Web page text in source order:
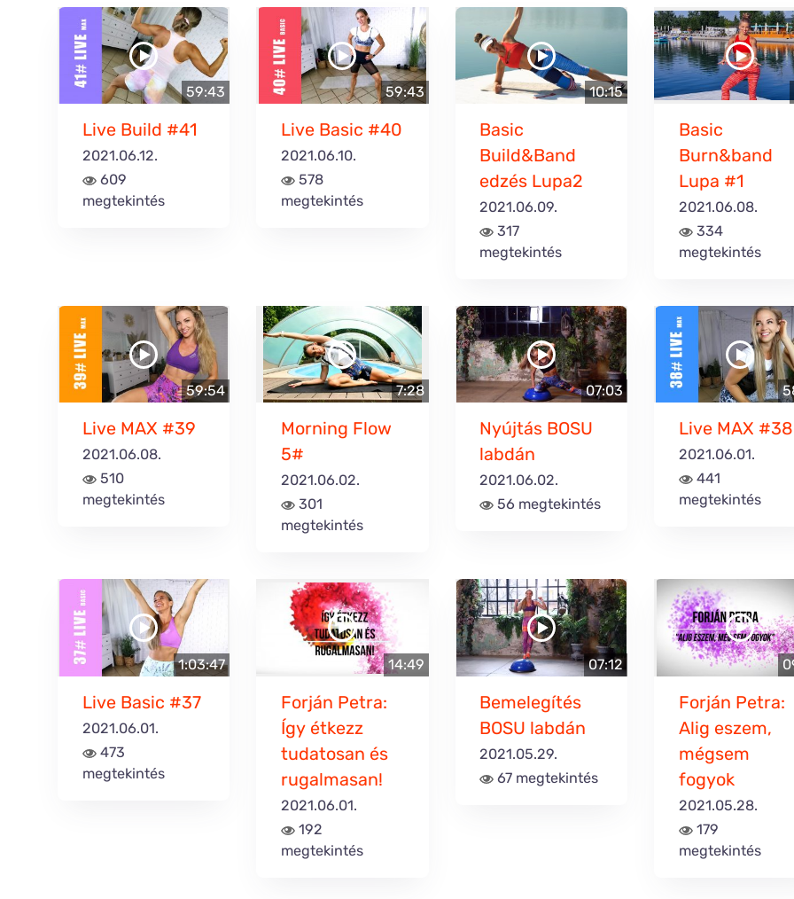
59:43
Live Build #41
2021.06.12.
609
megtekintés
59:43
Live Basic #40
2021.06.10.
578
megtekintés
10:15
Basic
Build&Band
edzés Lupa2
2021.06.09.
317
megtekintés
Basic
Burn&band
Lupa #1
2021.06.08.
334
megtekintés
59:54
Live MAX #39
2021.06.08.
510
megtekintés
7:28
Morning Flow
5#
2021.06.02.
301
megtekintés
07:03
Nyújtás BOSU
labdán
2021.06.02.
56 megtekintés
Live MAX #38
2021.06.01.
441
megtekintés
1:03:47
Live Basic #37
2021.06.01.
473
megtekintés
14:49
Forján Petra:
Így étkezz
tudatosan és
rugalmasan!
2021.06.01.
192
megtekintés
07:12
Bemelegítés
BOSU labdán
2021.05.29.
67 megtekintés
Forján Petra:
Alig eszem,
mégsem
fogyok
2021.05.28.
179
megtekintés